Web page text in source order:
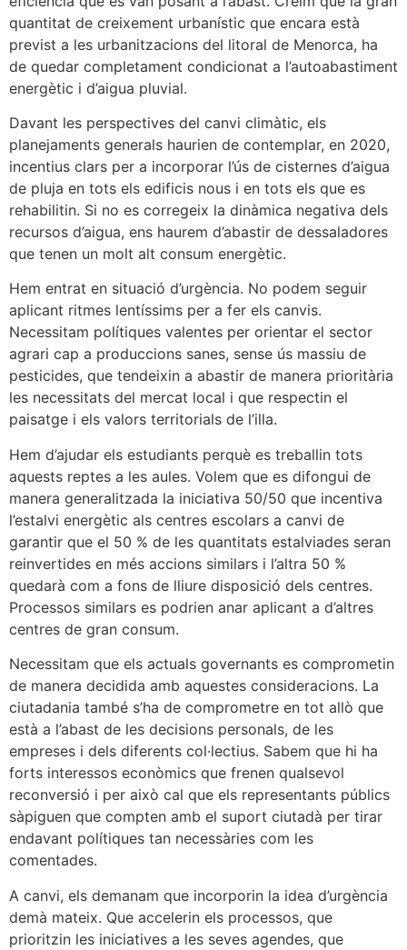
quantitat de creixement urbanístic que encara està
previst a les urbanitzacions del litoral de Menorca, ha
de quedar completament condicionat a l’autoabastiment
energètic i d’aigua pluvial.
Davant les perspectives del canvi climàtic, els
planejaments generals haurien de contemplar, en 2020,
incentius clars per a incorporar l’ús de cisternes d’aigua
de pluja en tots els edificis nous i en tots els que es
rehabilitin. Si no es corregeix la dinàmica negativa dels
recursos d’aigua, ens haurem d’abastir de dessaladores
que tenen un molt alt consum energètic.
Hem entrat en situació d’urgència. No podem seguir
aplicant ritmes lentíssims per a fer els canvis.
Necessitam polítiques valentes per orientar el sector
agrari cap a produccions sanes, sense ús massiu de
pesticides, que tendeixin a abastir de manera prioritària
les necessitats del mercat local i que respectin el
paisatge i els valors territorials de l’illa.
Hem d’ajudar els estudiants perquè es treballin tots
aquests reptes a les aules. Volem que es difongui de
manera generalitzada la iniciativa 50/50 que incentiva
l’estalvi energètic als centres escolars a canvi de
garantir que el 50 % de les quantitats estalviades seran
reinvertides en més accions similars i l’altra 50 %
quedarà com a fons de lliure disposició dels centres.
Processos similars es podrien anar aplicant a d’altres
centres de gran consum.
Necessitam que els actuals governants es comprometin
de manera decidida amb aquestes consideracions. La
ciutadania també s’ha de comprometre en tot allò que
està a l’abast de les decisions personals, de les
empreses i dels diferents col·lectius. Sabem que hi ha
forts interessos econòmics que frenen qualsevol
reconversió i per això cal que els representants públics
sàpiguen que compten amb el suport ciutadà per tirar
endavant polítiques tan necessàries com les
comentades.
A canvi, els demanam que incorporin la idea d’urgència
demà mateix. Que accelerin els processos, que
prioritzin les iniciatives a les seves agendes, que